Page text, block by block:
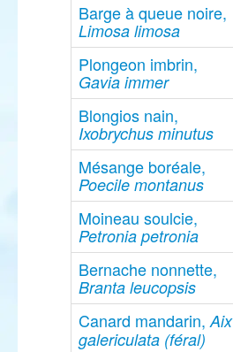
Barge à queue noire,
Limosa limosa
Plongeon imbrin,
Gavia immer
Blongios nain,
Ixobrychus minutus
Mésange boréale,
Poecile montanus
Moineau soulcie,
Petronia petronia
Bernache nonnette,
Branta leucopsis
Canard mandarin,Aix
galericulata (féral)